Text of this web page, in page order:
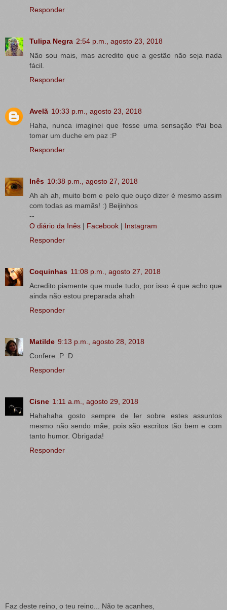
Responder
Tulipa Negra 2:54 p.m., agosto 23, 2018
Não sou mais, mas acredito que a gestão não seja nada
fácil.
Responder
Avelã 10:33 p.m., agosto 23, 2018
Haha, nunca imaginei que fosse uma sensação tºai boa
tomar um duche em paz :P
Responder
Inês 10:38 p.m., agosto 27, 2018
Ah ah ah, muito bom e pelo que ouço dizer é mesmo assim
com todas as mamãs! :) Beijinhos
--
O diário da Inês | Facebook | Instagram
Responder
Coquinhas 11:08 p.m., agosto 27, 2018
Acredito piamente que mude tudo, por isso é que acho que
ainda não estou preparada ahah
Responder
Matilde 9:13 p.m., agosto 28, 2018
Confere :P :D
Responder
Cisne 1:11 a.m., agosto 29, 2018
Hahahaha gosto sempre de ler sobre estes assuntos
mesmo não sendo mãe, pois são escritos tão bem e com
tanto humor. Obrigada!
Responder
Faz deste reino, o teu reino... Não te acanhes,